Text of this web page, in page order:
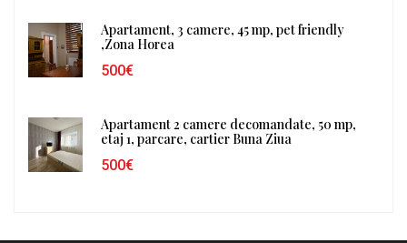
Apartament, 3 camere, 45 mp, pet friendly
,Zona Horea
500€
Apartament 2 camere decomandate, 50 mp,
etaj 1, parcare, cartier Buna Ziua
500€